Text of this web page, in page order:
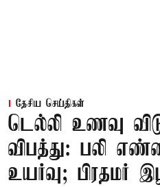
தேசிய செய்திகள்
டெல்லி உணவு
விபத்து: பலி
உயர்வு; பிரதமர்